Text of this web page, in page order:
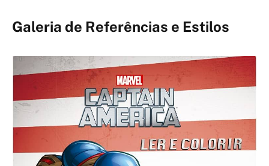
Galeria de Referências e Estilos